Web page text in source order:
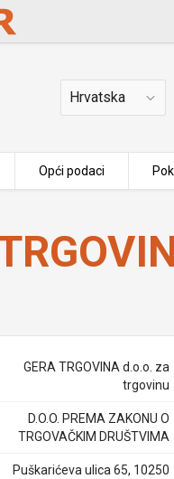
Država
Opći podaci
GERA TRGOVINA d.o.o. za
trgovinu
D.O.O. PREMA ZAKONU O
TRGOVAČKIM DRUŠTVIMA
Puškarićeva ulica 65, 10250